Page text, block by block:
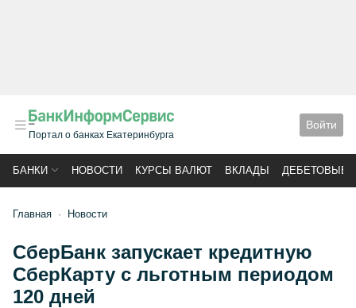
Портал о банках Екатеринбурга
Войти
БАНКИ НОВОСТИ КУРСЫ ВАЛЮТ ВКЛАДЫ ДЕБЕТОВЫЕ
Главная Новости
СберБанк запускает кредитную
СберКарту с льготным периодом
120 дней